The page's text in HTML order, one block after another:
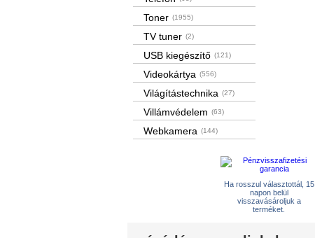
Toner (1955)
TV tuner (2)
USB kiegészítő (121)
Videokártya (556)
Világítástechnika (27)
Villámvédelem (63)
Webkamera (144)
Ha rosszul választottál, 15
napon belül
visszavásároljuk a
terméket.